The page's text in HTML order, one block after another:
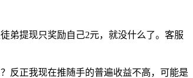
弟提现只奖励自己2元，就没什么了。客服
反正我现在推随手的普遍收益不高，可能是